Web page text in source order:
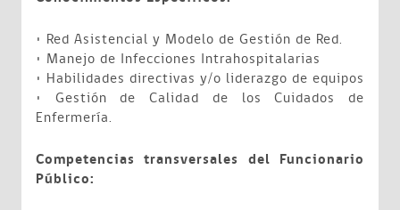
• Red Asistencial y Modelo de Gestión de Red.
• Manejo de Infecciones Intrahospitalarias
• Habilidades directivas y/o liderazgo de equipos
• Gestión de Calidad de los Cuidados de
Enfermería.
Competencias transversales del Funcionario
Público: